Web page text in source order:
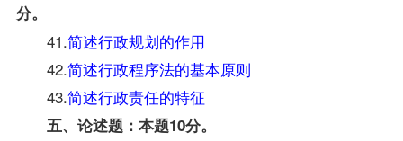
分。
41.简述行政规划的作用
42.简述行政程序法的基本原则
43.简述行政责任的特征
五、论述题：本题10分。